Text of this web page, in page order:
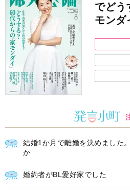
でどう
モンダ
結婚1か月で離婚を決めました
か
婚約者がBL愛好家でした